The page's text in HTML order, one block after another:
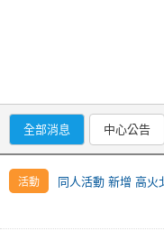
繪圖藝廊
交流中心
全部消息 中心公告
同人活動 新增 高火